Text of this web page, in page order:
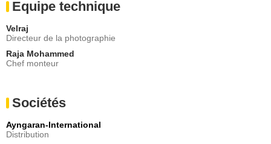
Equipe technique
Velraj
Directeur de la photographie
Raja Mohammed
Chef monteur
Sociétés
Ayngaran-International
Distribution